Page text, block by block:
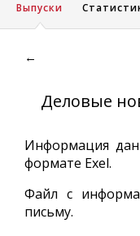
Выпуски
←
Деловые
Информация
формате Exel.
Файл с
письму.